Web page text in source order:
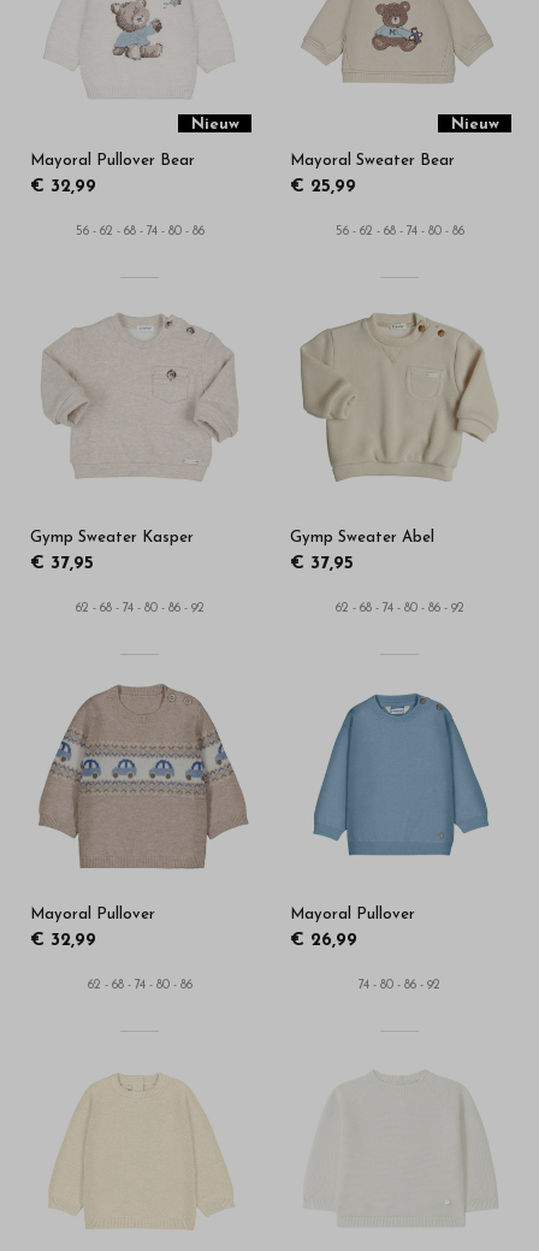
onze
webshopNieuw
Mayoral Pullover Bear
€ 32,99
56 - 62 - 68 - 74 - 80 - 86
Nieuw
Mayoral Sweater Bear
€ 25,99
56 - 62 - 68 - 74 - 80 - 86
Gymp Sweater Kasper
€ 37,95
62 - 68 - 74 - 80 - 86 - 92
Gymp Sweater Abel
€ 37,95
62 - 68 - 74 - 80 - 86 - 92
Mayoral Pullover
€ 32,99
62 - 68 - 74 - 80 - 86
Mayoral Pullover
€ 26,99
74 - 80 - 86 - 92